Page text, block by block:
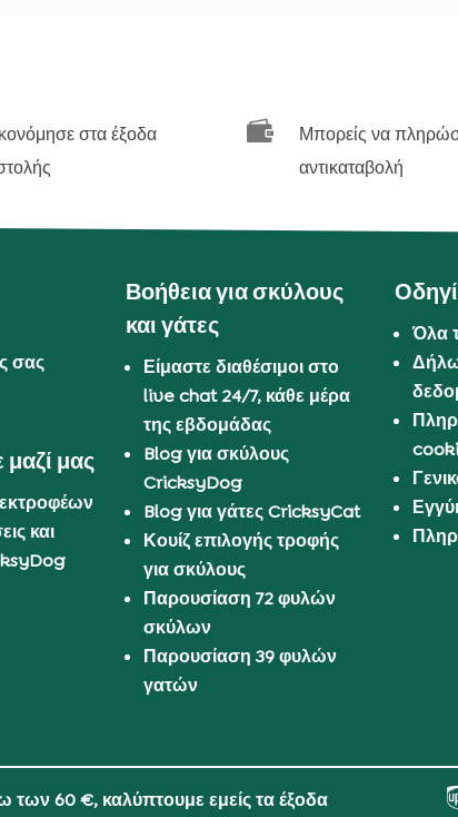
στα έξοδα

Μπορείς να
αντικαταβολή
σας
μας
και
Βοήθεια για σκύλους
και γάτες
Είμαστε διαθέσιμοι στο
live chat 24/7, κάθε μέρα
της εβδομάδας
Blog για σκύλους
CricksyDog
Blog για γάτες CricksyCat
Κουίζ επιλογής τροφής
για σκύλους
Παρουσίαση 72 φυλών
σκύλων
Παρουσίαση 39 φυλών
γατών
Όλα
των 60 €, καλύπτουμε εμείς τα έξοδα